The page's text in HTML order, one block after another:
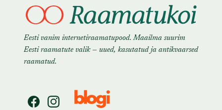
Eesti vanim internetiraamatupood. Maailma suurim
Eesti raamatute valik — uued, kasutatud ja antikvaarsed
raamatud.